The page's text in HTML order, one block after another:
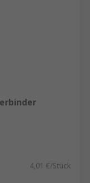
4,01 €/Stück